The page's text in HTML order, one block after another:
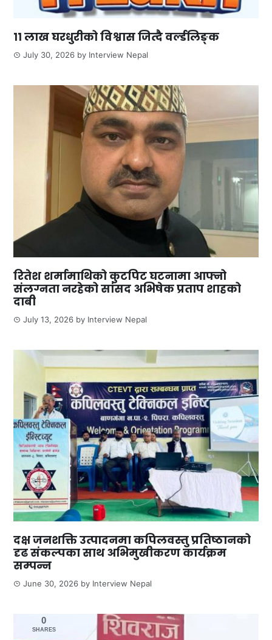
११ लाख घरधुरीको विश्वास जित्दै वर्ल्डलिङ्क
July 30, 2026 by Interview Nepal
रितेश शर्मामाथिको कुटपिट घटनामा आफ्नो
संलग्नता नरहेको सांसद अभिषेक प्रताप शाहको
दाबी
July 13, 2026 by Interview Nepal
दक्ष जनशक्ति उत्पादनमा कपिलवस्तु प्रतिष्ठानको
दृढ संकल्पका साथ अभिमुखीकरण कार्यक्रम
सम्पन्न
June 30, 2026 by Interview Nepal
0
SHARES